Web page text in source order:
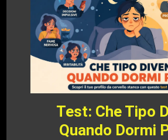
Test: Che Tipo
Quando Dormi